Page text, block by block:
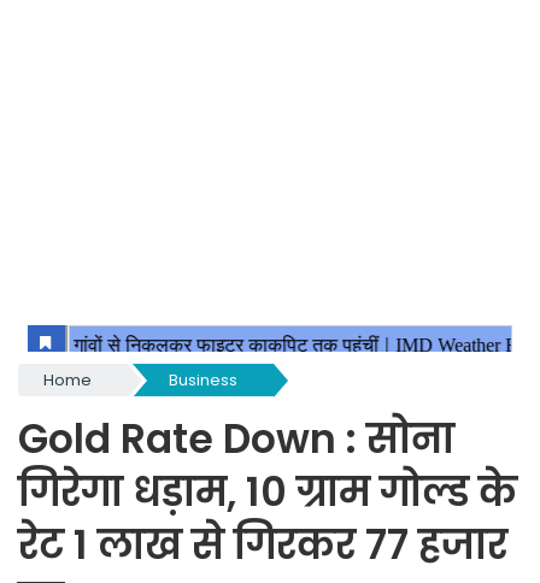
Home Business
Gold Rate Down : सोना
गिरेगा धड़ाम, 10 ग्राम गोल्ड के
रेट 1 लाख से गिरकर 77 हजार